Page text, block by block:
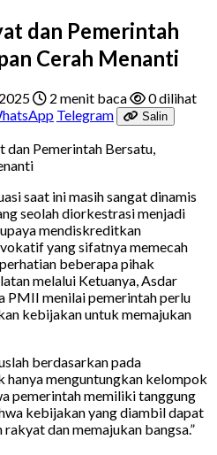
dan Pemerintah
Cerah Menanti
2 menit baca
0 dilihat
Telegram Salin
saat ini masih sangat dinamis
seolah diorkestrasi menjadi
mendiskreditkan
yang sifatnya memecah
beberapa pihak
melalui Ketuanya, Asdar
PMII menilai pemerintah perlu
kebijakan untuk memajukan
berdasarkan pada
menguntungkan kelompok
pemerintah memiliki tanggung
kebijakan yang diambil dapat
dan memajukan bangsa.”